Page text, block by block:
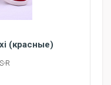
(красные)
R